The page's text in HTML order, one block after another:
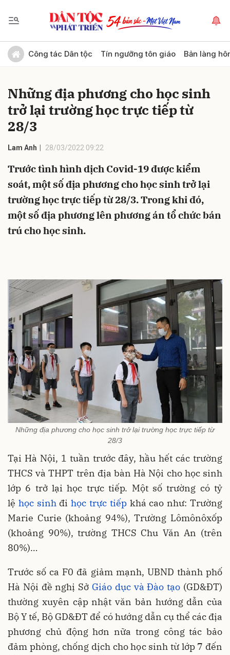
Công tác Dân tộc Tín ngưỡng tôn giáo Bản làng
Những địa phương cho học sinh
trở lại trường học trực tiếp từ
28/3
Lam Anh 28/03/2022 09:22
Trước tình hình dịch Covid-19 được kiểm
soát, một số địa phương cho học sinh trở lại
trường học trực tiếp từ 28/3. Trong khi đó,
một số địa phương lên phương án tổ chức bán
trú cho học sinh.
Những địa phương cho học sinh trở lại trường học trực tiếp từ
28/3
Tại Hà Nội, 1 tuần trước đây, hầu hết các trường
THCS và THPT trên địa bàn Hà Nội cho học sinh
lớp 6 trở lại học trực tiếp. Một số trường có tỷ
lệ học sinhđihọc trực tiếpkhá cao như: Trường
Marie Curie (khoảng 94%), Trường Lômônôxốp
(khoảng 90%), trường THCS Chu Văn An (trên
80%)…
Trước số ca F0 đã giảm mạnh, UBND thành phố
Hà Nội đề nghị Sở Giáo dục và Đào tạo (GD&ĐT)
thường xuyên cập nhật văn bản hướng dẫn của
Bộ Y tế, Bộ GD&ĐT để có hướng dẫn cụ thể các địa
phương chủ động hơn nữa trong công tác bảo
đảm phòng, chống dịch cho học sinh từ lớp 7 đến
Gửi bình luận